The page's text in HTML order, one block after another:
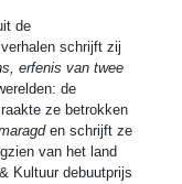
de
schrijft zij
erfenis van twee
de
ze betrokken
en schrijft ze
van het land
Kultuur debuutprijs